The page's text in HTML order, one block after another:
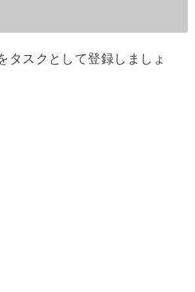
タスクとして登録しましょ